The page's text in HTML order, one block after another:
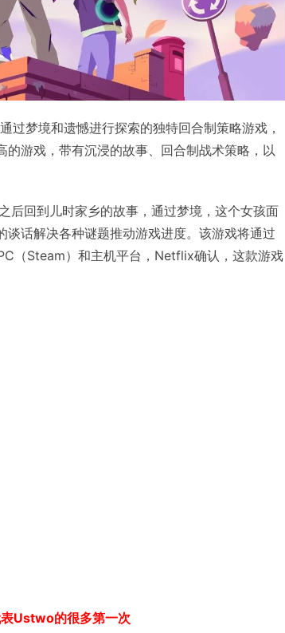
过梦境和遗憾进行探索的独特回合制策略游戏，
游戏，带有沉浸的故事、回合制战术策略，以
后回到儿时家乡的故事，通过梦境，这个女孩面
话解决各种谜题推动游戏进度。该游戏将通过
（Steam）和主机平台，Netflix确认，这款游戏
Ustwo的很多第一次